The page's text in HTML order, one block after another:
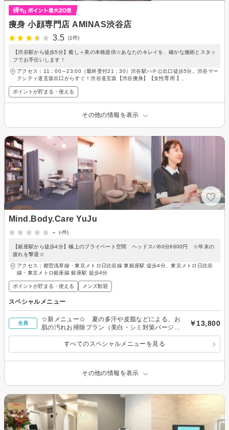
痩身 小顔専門店 AMINAS渋谷店
3.5
(1件)
【渋谷駅から徒歩5分】癒し＋美の本格提供☆あなたのキレイを、確かな施術とスタッ
フでお手伝いします！
アクセス：11：00～23:00（最終受付21：30）渋谷駅ハチ公出口徒歩5分。渋谷マー
クシティ道玄坂出口からすぐ！渋谷道玄坂【渋谷痩身】【女性専用 】、
ポイントが貯まる・使える
その他の情報を表示
Mind.Body.Care YuJu
-
(-件)
【銀座駅から徒歩4分】極上のプライベート空間 ヘッドスパ60分6600円 ☆年末の
疲れを撃退☆
アクセス：都営浅草線・東京メトロ日比谷線 東銀座駅 徒歩4分、東京メトロ日比谷
線・東京メトロ銀座線 銀座駅 徒歩4分
ポイントが貯まる・使える メンズ歓迎
スペシャルメニュー
全員
☆新メニュー☆ 夏の多汗や皮脂などによる、お
肌の汚れお掃除プラン（美白・シミ対策バージョ
ン）
￥13,800
すべてのスペシャルメニューを見る
その他の情報を表示